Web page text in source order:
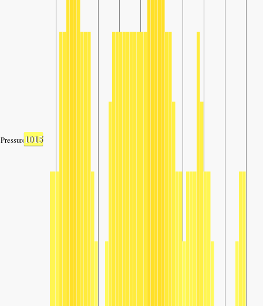
Pressure1015